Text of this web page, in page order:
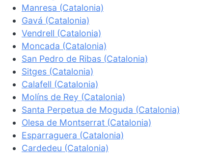
Manresa (Catalonia)
Gavá (Catalonia)
Vendrell (Catalonia)
Moncada (Catalonia)
San Pedro de Ribas (Catalonia)
Sitges (Catalonia)
Calafell (Catalonia)
Molíns de Rey (Catalonia)
Santa Perpetua de Moguda (Catalonia)
Olesa de Montserrat (Catalonia)
Esparraguera (Catalonia)
Cardedeu (Catalonia)